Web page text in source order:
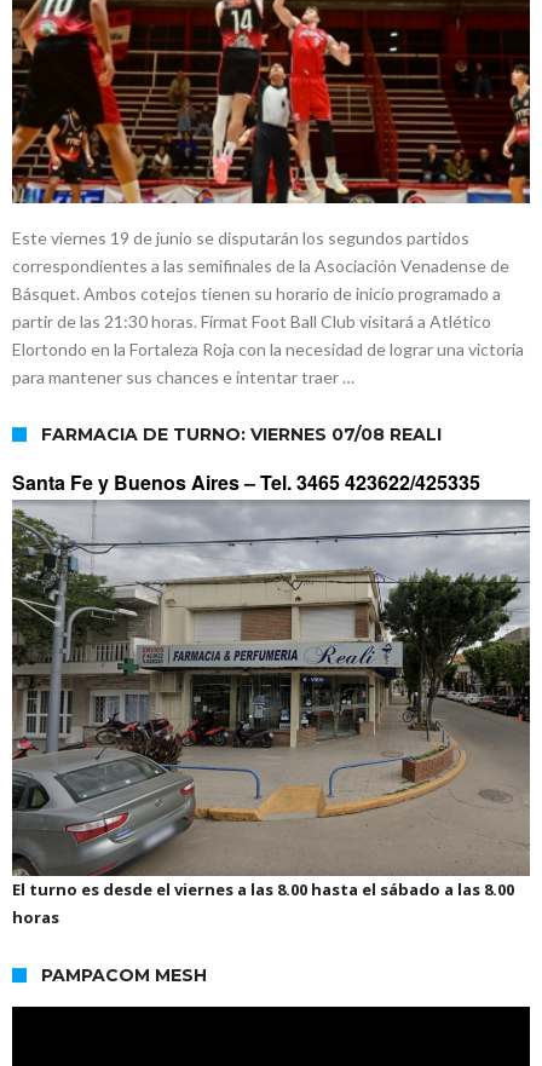
Este viernes 19 de junio se disputarán los segundos partidos
correspondientes a las semifinales de la Asociación Venadense de
Básquet. Ambos cotejos tienen su horario de inicio programado a
partir de las 21:30 horas. Firmat Foot Ball Club visitará a Atlético
Elortondo en la Fortaleza Roja con la necesidad de lograr una victoria
para mantener sus chances e intentar traer …
FARMACIA DE TURNO: VIERNES 07/08 REALI
Santa Fe y Buenos Aires –Tel. 3465 423622/425335
El turno es desde el viernes a las 8.00 hasta el sábado a las 8.00
horas
PAMPACOM MESH